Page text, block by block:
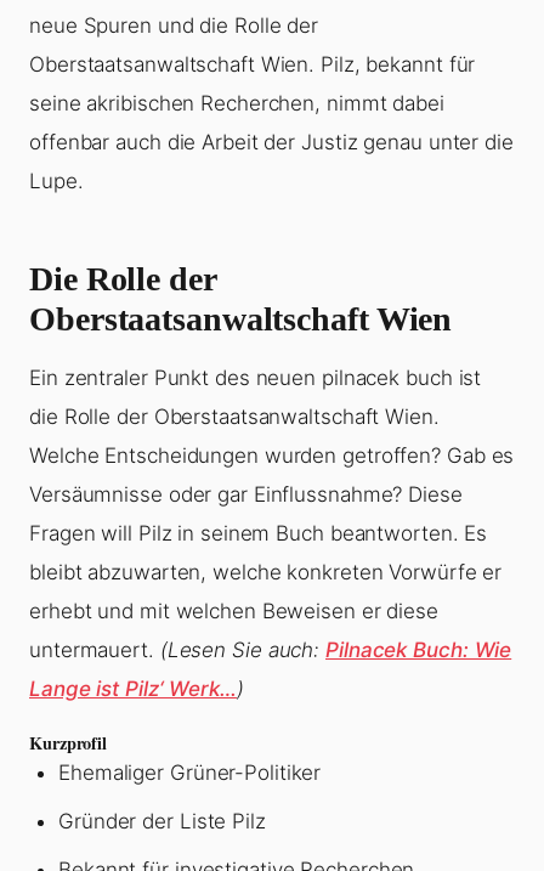
neue Spuren und die Rolle der
Oberstaatsanwaltschaft Wien. Pilz, bekannt für
seine akribischen Recherchen, nimmt dabei
offenbar auch die Arbeit der Justiz genau unter die
Lupe.
Die Rolle der
Oberstaatsanwaltschaft Wien
Ein zentraler Punkt des neuen pilnacek buch ist
die Rolle der Oberstaatsanwaltschaft Wien.
Welche Entscheidungen wurden getroffen? Gab es
Versäumnisse oder gar Einflussnahme? Diese
Fragen will Pilz in seinem Buch beantworten. Es
bleibt abzuwarten, welche konkreten Vorwürfe er
erhebt und mit welchen Beweisen er diese
untermauert. (Lesen Sie auch:Pilnacek Buch: Wie
Lange ist Pilz‘ Werk… )
Kurzprofil
Ehemaliger Grüner-Politiker
Gründer der Liste Pilz